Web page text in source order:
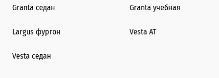
Granta седан Granta учебная
Largus фургон Vesta AT
Vesta седан